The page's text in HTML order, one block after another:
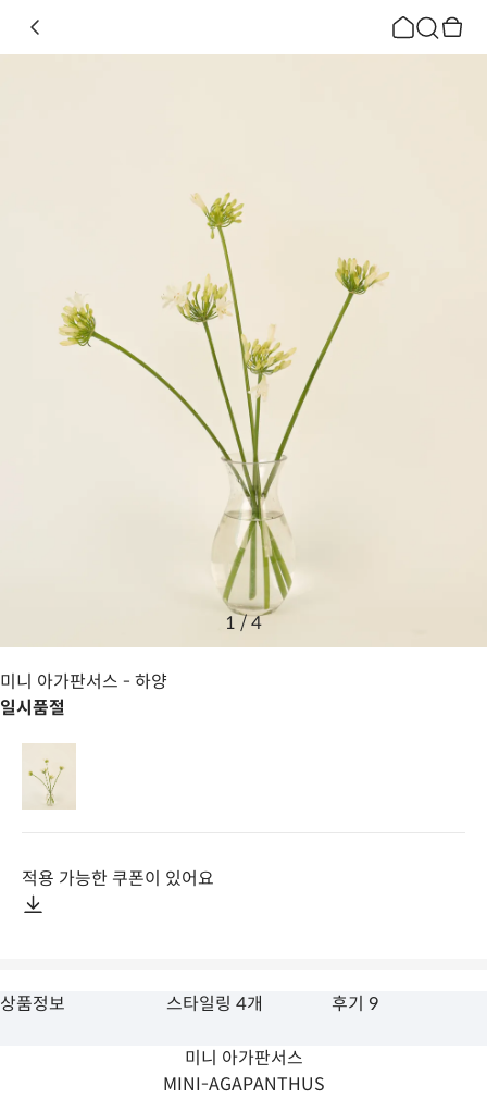
1 /4
미니 아가판서스 - 하양
일시품절
적용 가능한 쿠폰이 있어요
상품정보 스타일링 4개 후기 9
미니 아가판서스
MINI-AGAPANTHUS